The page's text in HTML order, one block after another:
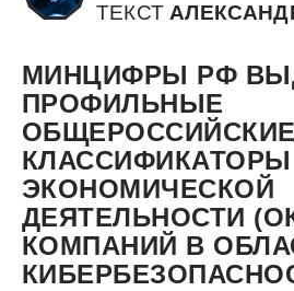
ТЕКСТ
МИНЦИФРЫ РФ
ПРОФИЛЬНЫЕ
ОБЩЕРОССИЙСКИЕ
ЭКОНОМИЧЕСКОЙ
ДЕЯТЕЛЬНОСТИ
КОМПАНИЙ В